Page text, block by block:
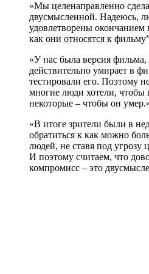
«Мы целенаправленно
двусмысленной. Надеюсь,
удовлетворены окончанием
как они относятся к
«У нас была версия фильма,
действительно умирает в
тестировали его. Поэтому
многие люди хотели, чтобы
некоторые – чтобы он
«В итоге зрители были в
обратиться к как можно
людей, не ставя под угрозу
И поэтому считаем, что
компромисс – это